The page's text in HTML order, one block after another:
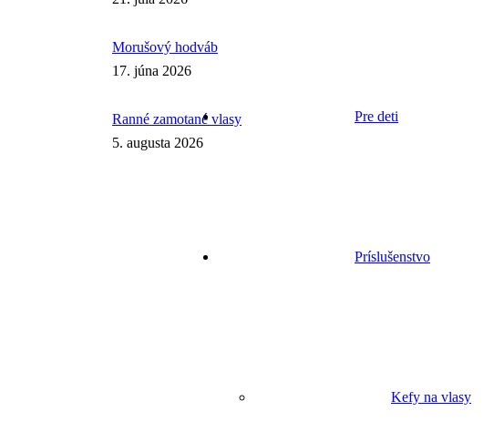
Pre deti
Príslušenstvo
Kefy na vlasy
Morušový hodváb
17. júna 2026
Ranné zamotané vlasy
5. augusta 2026